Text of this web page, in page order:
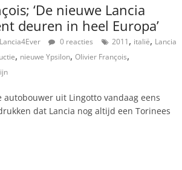
‘De nieuwe Lancia
deuren in heel Europa’
Lancia4Ever 0 reacties 2011, italië, Lancia
, nieuwe Ypsilon, Olivier François,
autobouwer uit Lingotto vandaag eens
dat Lancia nog altijd een Torinees